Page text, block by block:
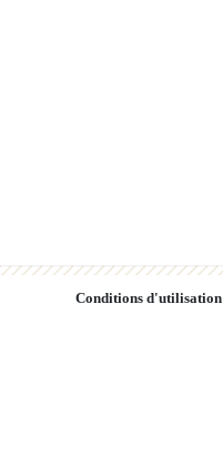
Conditions d'utilisation